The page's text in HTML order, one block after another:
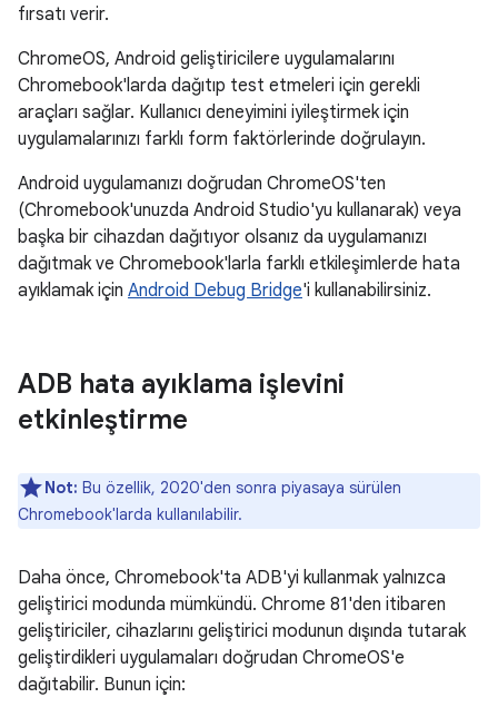
fırsatı verir.
ChromeOS, Android geliştiricilere uygulamalarını
Chromebook'larda dağıtıp test etmeleri için gerekli
araçları sağlar. Kullanıcı deneyimini iyileştirmek için
uygulamalarınızı farklı form faktörlerinde doğrulayın.
Android uygulamanızı doğrudan ChromeOS'ten
(Chromebook'unuzda Android Studio'yu kullanarak) veya
başka bir cihazdan dağıtıyor olsanız da uygulamanızı
dağıtmak ve Chromebook'larla farklı etkileşimlerde hata
ayıklamak için Android Debug Bridge'i kullanabilirsiniz.
ADB hata ayıklama işlevini
etkinleştirme
Not: Bu özellik, 2020'den sonra piyasaya sürülen
Chromebook'larda kullanılabilir.
Daha önce, Chromebook'ta ADB'yi kullanmak yalnızca
geliştirici modunda mümkündü. Chrome 81'den itibaren
geliştiriciler, cihazlarını geliştirici modunun dışında tutarak
geliştirdikleri uygulamaları doğrudan ChromeOS'e
dağıtabilir. Bunun için: